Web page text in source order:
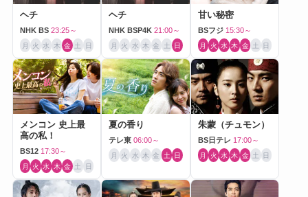
ヘチ
NHK BS 23:25～
月 火 水 木 金 土 日
ヘチ
NHK BSP4K 21:00～
月 火 水 木 金 土 日
甘い秘密
BSフジ 15:30～
月 火 水 木 金 土 日
メンコン 史上最
高の私！
BS12 17:30～
月 火 水 木 金 土 日
夏の香り
テレ東 06:00～
月 火 水 木 金 土 日
朱蒙（チュモン）
BS日テレ 17:00～
月 火 水 木 金 土 日